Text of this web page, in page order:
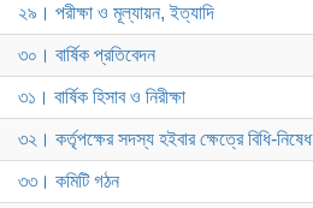
২৯। পরীক্ষা ও মূল্যায়ন, ইত্যাদি
৩০। বার্ষিক প্রতিবেদন
৩১। বার্ষিক হিসাব ও নিরীক্ষা
৩২। কর্তৃপক্ষের সদস্য হইবার ক্ষেত্রে বিধি-নিষেধ
৩৩। কমিটি গঠন